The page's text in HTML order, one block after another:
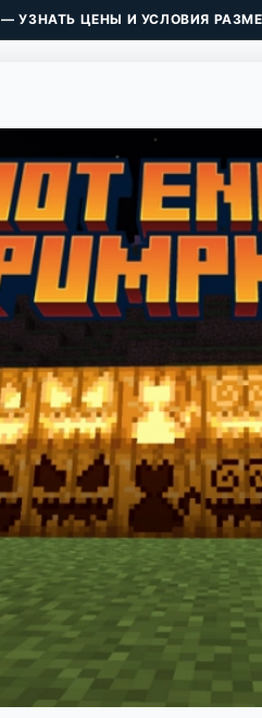
— УЗНАТЬ ЦЕНЫ И УСЛОВИЯ